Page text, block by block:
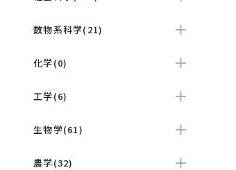
数物系科学(21)
化学(0)
工学(6)
生物学(61)
農学(32)